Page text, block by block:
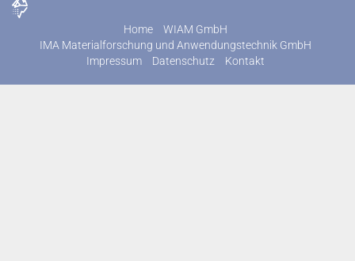
Home
WIAM GmbH
IMA Materialforschung und Anwendungstechnik GmbH
Impressum
Datenschutz Kontakt